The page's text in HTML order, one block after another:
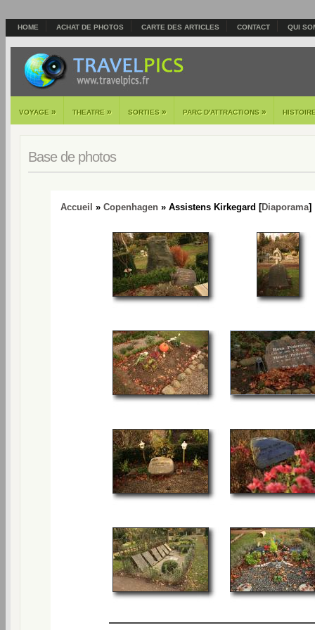
HOME ACHAT DE PHOTOS CARTE DES ARTICLES CONTACT QUI
VOYAGE » THEATRE » SORTIES » PARC D'ATTRACTIONS »
Base de photos
Accueil » Copenhagen » Assistens Kirkegard [Diaporama]